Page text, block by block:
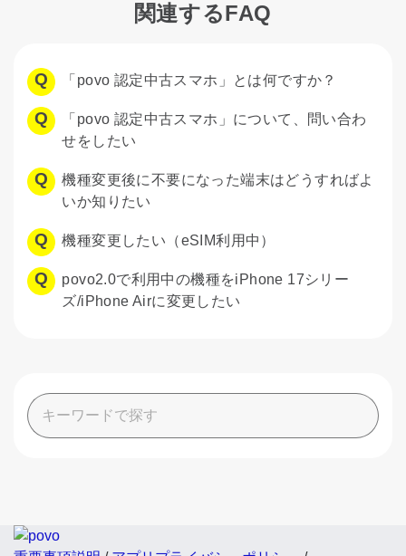
関連するFAQ
「povo 認定中古スマホ」とは何ですか？
「povo 認定中古スマホ」について、問い合わ
せをしたい
機種変更後に不要になった端末はどうすればよ
いか知りたい
機種変更したい（eSIM利用中）
povo2.0で利用中の機種をiPhone 17シリー
ズ/iPhone Airに変更したい